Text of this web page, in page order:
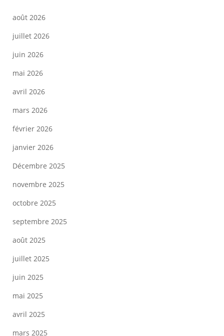
août 2026
juillet 2026
juin 2026
mai 2026
avril 2026
mars 2026
février 2026
janvier 2026
Décembre 2025
novembre 2025
octobre 2025
septembre 2025
août 2025
juillet 2025
juin 2025
mai 2025
avril 2025
mars 2025